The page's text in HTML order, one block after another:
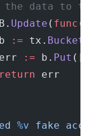
data to the
Update ( func (
:= tx. Bucket
:= b. Put ([]
err
%v fake